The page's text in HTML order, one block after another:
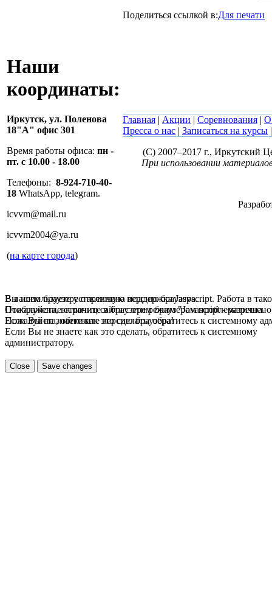
Поделиться ссылкой в:Для печати
Наши
координаты:
Иркутск, ул. Поленова
18"А" офис 301
Время работы офиса: пн -
пт. с 10.00 - 18.00
Телефоны: 8-924-710-40-
18 WhatsApp, telegram.
icvvm@mail.ru
icvvm2004@ya.ru
(на карте города)
Главная | Акции | Соревнования | О
Пресса о нас | Записаться на курсы
(C) 2007–2017 г., Иркутский
При использовании
В вашем браузере отключена поддержка Jasvscript. Работа в
Пожалуйста, включите в браузере режим "Javascript -
Если Вы не знаете как это сделать, обратитесь к системному
Вы используете устаревшую версию браузера.
Отображение страниц сайта с этим браузером проблематична.
Пожалуйста, обновите версию браузера!
Если Вы не знаете как это сделать, обратитесь к системному
администратору.
Close Save changes